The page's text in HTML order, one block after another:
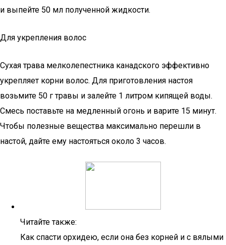
и выпейте 50 мл полученной жидкости.
Для укрепления волос
Сухая трава мелколепестника канадского эффективно
укрепляет корни волос. Для приготовления настоя
возьмите 50 г травы и залейте 1 литром кипящей воды.
Смесь поставьте на медленный огонь и варите 15 минут.
Чтобы полезные вещества максимально перешли в
настой, дайте ему настояться около 3 часов.
Читайте также:
Как спасти орхидею, если она без корней и с вялыми